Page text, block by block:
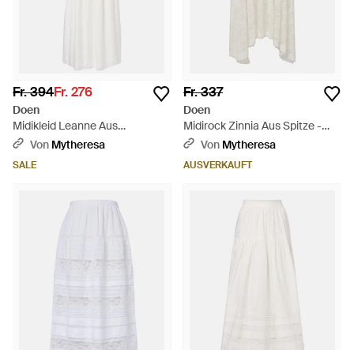
Fr. 394Fr. 276
Doen
Midikleid Leanne Aus
Baumwollpopeline - Weiß
Von Mytheresa
SALE
Fr. 337
Doen
Midirock Zinnia Aus Spitze -
WeißVon Mytheresa
AUSVERKAUFT